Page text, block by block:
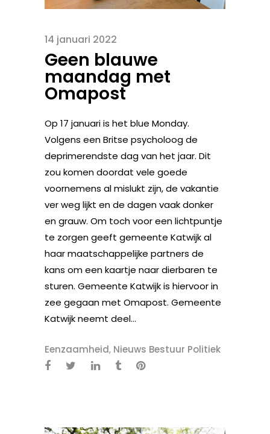
14 januari 2022
Geen blauwe
maandag met
Omapost
Op 17 januari is het blue Monday.
Volgens een Britse psycholoog de
deprimerendste dag van het jaar. Dit
zou komen doordat vele goede
voornemens al mislukt zijn, de vakantie
ver weg lijkt en de dagen vaak donker
en grauw. Om toch voor een lichtpuntje
te zorgen geeft gemeente Katwijk al
haar maatschappelijke partners de
kans om een kaartje naar dierbaren te
sturen. Gemeente Katwijk is hiervoor in
zee gegaan met Omapost. Gemeente
Katwijk neemt deel...
Eenzaamheid, Nieuws Bestuur Politiek